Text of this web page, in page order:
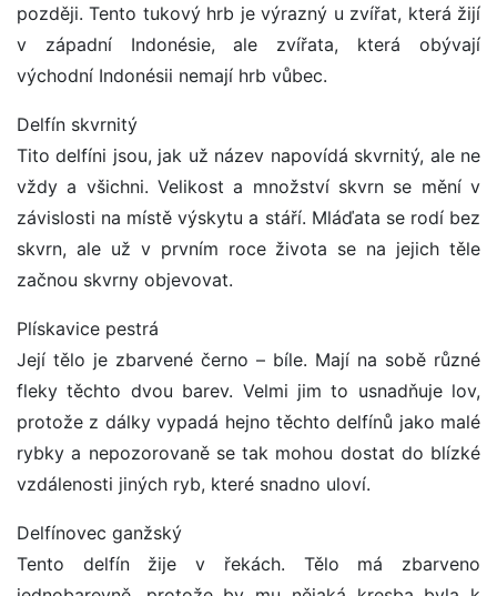
později. Tento tukový hrb je výrazný u zvířat, která žijí
v západní Indonésie, ale zvířata, která obývají
východní Indonésii nemají hrb vůbec.
Delfín skvrnitý
Tito delfíni jsou, jak už název napovídá skvrnitý, ale ne
vždy a všichni. Velikost a množství skvrn se mění v
závislosti na místě výskytu a stáří. Mláďata se rodí bez
skvrn, ale už v prvním roce života se na jejich těle
začnou skvrny objevovat.
Plískavice pestrá
Její tělo je zbarvené černo – bíle. Mají na sobě různé
fleky těchto dvou barev. Velmi jim to usnadňuje lov,
protože z dálky vypadá hejno těchto delfínů jako malé
rybky a nepozorovaně se tak mohou dostat do blízké
vzdálenosti jiných ryb, které snadno uloví.
Delfínovec ganžský
Tento delfín žije v řekách. Tělo má zbarveno